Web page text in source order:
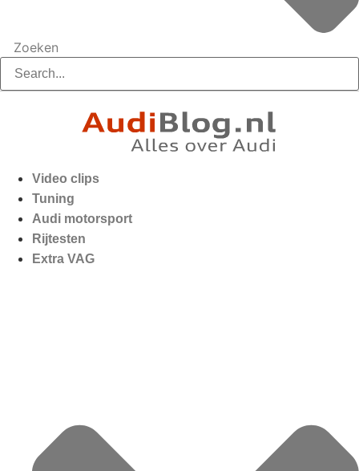
Zoeken
Video clips
Tuning
Audi motorsport
Rijtesten
Extra VAG